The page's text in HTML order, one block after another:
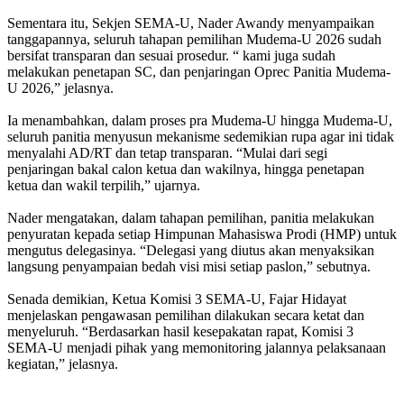
Sementara itu, Sekjen SEMA-U, Nader Awandy menyampaikan
tanggapannya, seluruh tahapan pemilihan Mudema-U 2026 sudah
bersifat transparan dan sesuai prosedur. “ kami juga sudah
melakukan penetapan SC, dan penjaringan Oprec Panitia Mudema-
U 2026,” jelasnya.
Ia menambahkan, dalam proses pra Mudema-U hingga Mudema-U,
seluruh panitia menyusun mekanisme sedemikian rupa agar ini tidak
menyalahi AD/RT dan tetap transparan. “Mulai dari segi
penjaringan bakal calon ketua dan wakilnya, hingga penetapan
ketua dan wakil terpilih,” ujarnya.
Nader mengatakan, dalam tahapan pemilihan, panitia melakukan
penyuratan kepada setiap Himpunan Mahasiswa Prodi (HMP) untuk
mengutus delegasinya. “Delegasi yang diutus akan menyaksikan
langsung penyampaian bedah visi misi setiap paslon,” sebutnya.
Senada demikian, Ketua Komisi 3 SEMA-U, Fajar Hidayat
menjelaskan pengawasan pemilihan dilakukan secara ketat dan
menyeluruh. “Berdasarkan hasil kesepakatan rapat, Komisi 3
SEMA-U menjadi pihak yang memonitoring jalannya pelaksanaan
kegiatan,” jelasnya.